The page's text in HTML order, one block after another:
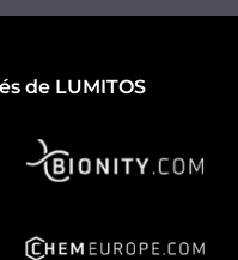
de LUMITOS